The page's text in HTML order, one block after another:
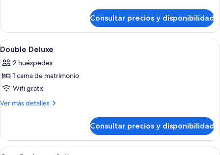
con
discapacidad
doble
superior,
accesible
personas
con
Consultar precios y disponibilidad
Abrir
todas
las
fotos
de
Double
Cortinas opacas, cunas gratuitas,
10
Double Deluxe
2 huéspedes
1 cama de matrimonio
Wifi gratis
Ver más detalles
Más
Deluxe
Consultar precios y disponibilidad
Abrir Cortinas opacas, cunas gratuitas,